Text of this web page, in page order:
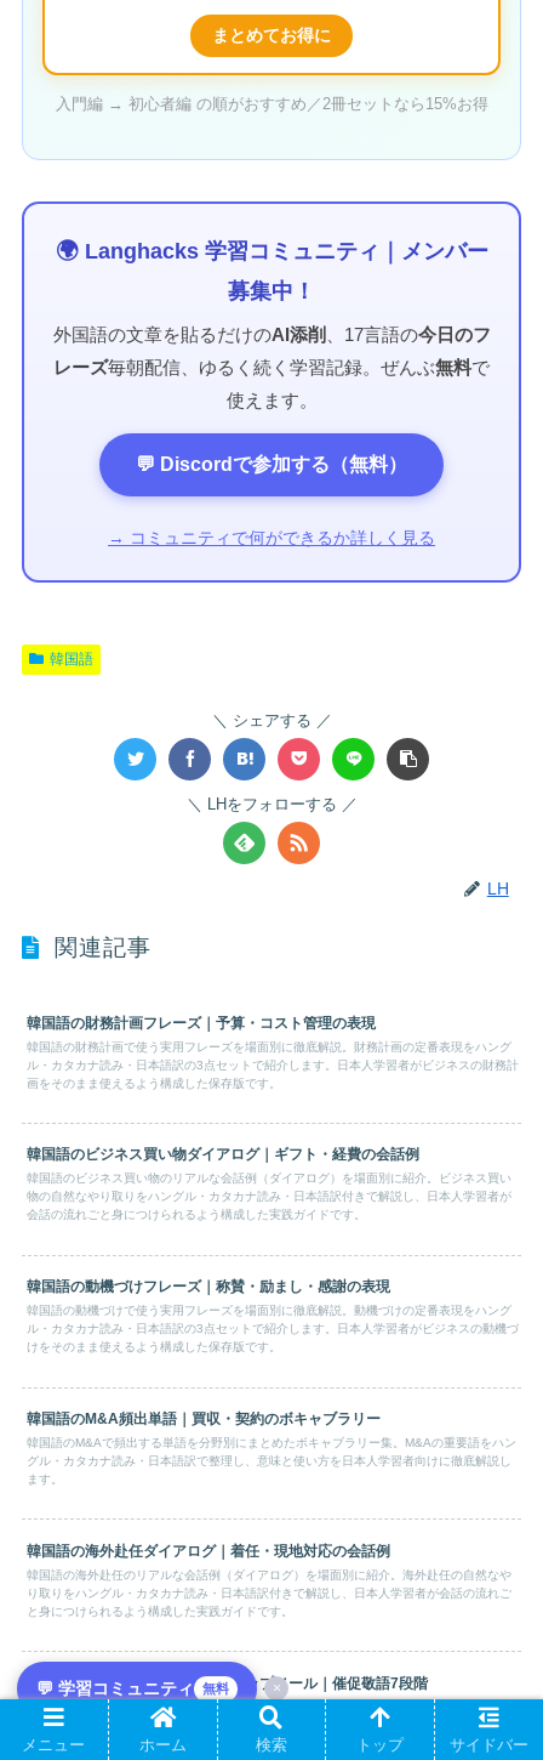
まとめてお得に
入門編 → 初心者編 の順がおすすめ／2冊セットなら15%お得
🌍 Langhacks 学習コミュニティ｜メンバー
募集中！
外国語の文章を貼るだけのAI添削 、17言語の今日のフ
レーズ毎朝配信、ゆるく続く学習記録。ぜんぶ無料で
使えます。
💬 Discordで参加する（無料）
→ コミュニティで何ができるか詳しく見る
💬 学習コミュニティ 無料 ×
韓国語
シェアする
LHをフォローする
LH
関連記事
韓国語の財務計画フレーズ｜予算・コスト管理の表現
韓国語の財務計画で使う実用フレーズを場面別に徹底解説。財務計画の定番表現をハング
ル・カタカナ読み・日本語訳の3点セットで紹介します。日本人学習者がビジネスの財務計
画をそのまま使えるよう構成した保存版です。
韓国語のビジネス買い物ダイアログ｜ギフト・経費の会話例
韓国語のビジネス買い物のリアルな会話例（ダイアログ）を場面別に紹介。ビジネス買い
物の自然なやり取りをハングル・カタカナ読み・日本語訳付きで解説し、日本人学習者が
会話の流れごと身につけられるよう構成した実践ガイドです。
韓国語の動機づけフレーズ｜称賛・励まし・感謝の表現
韓国語の動機づけで使う実用フレーズを場面別に徹底解説。動機づけの定番表現をハング
ル・カタカナ読み・日本語訳の3点セットで紹介します。日本人学習者がビジネスの動機づ
けをそのまま使えるよう構成した保存版です。
韓国語のM&A頻出単語｜買収・契約のボキャブラリー
韓国語のM&Aで頻出する単語を分野別にまとめたボキャブラリー集。M&Aの重要語をハン
グル・カタカナ読み・日本語訳で整理し、意味と使い方を日本人学習者向けに徹底解説し
ます。
韓国語の海外赴任ダイアログ｜着任・現地対応の会話例
韓国語の海外赴任のリアルな会話例（ダイアログ）を場面別に紹介。海外赴任の自然なや
り取りをハングル・カタカナ読み・日本語訳付きで解説し、日本人学習者が会話の流れご
と身につけられるよう構成した実践ガイドです。
韓国語の返信なし時のフォローアップメール｜催促敬語7段階
韓国のB2Bフォローアップメールは、7段階の精緻なトーン設計が必要です。 3日無応答は
催促許容、1週経過は角度転換推奨、2週超過はBreak-up Emailで関係を整理します。 本記
事は「段階1（3日）→段階7（長期Nurture）」の7段階タイムラインと各段階の敬語レベ
メニュー ホーム 検索 トップ サイドバー